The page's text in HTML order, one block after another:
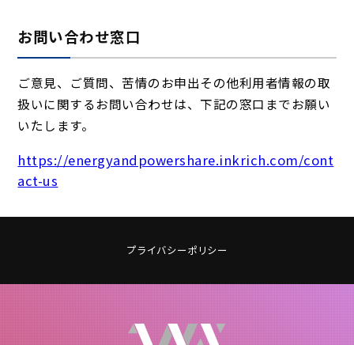
お問い合わせ窓口
ご意見、ご質問、苦情のお申出その他利用者情報の取
扱いに関するお問い合わせは、下記の窓口までお願い
いたします。
https://energyandpowershare.inkrich.com/cont
act-us
プライバシーポリシー